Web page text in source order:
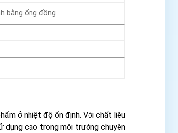
bằng ống đồng
ở nhiệt độ ổn định. Với chất liệu
dụng cao trong môi trường chuyên